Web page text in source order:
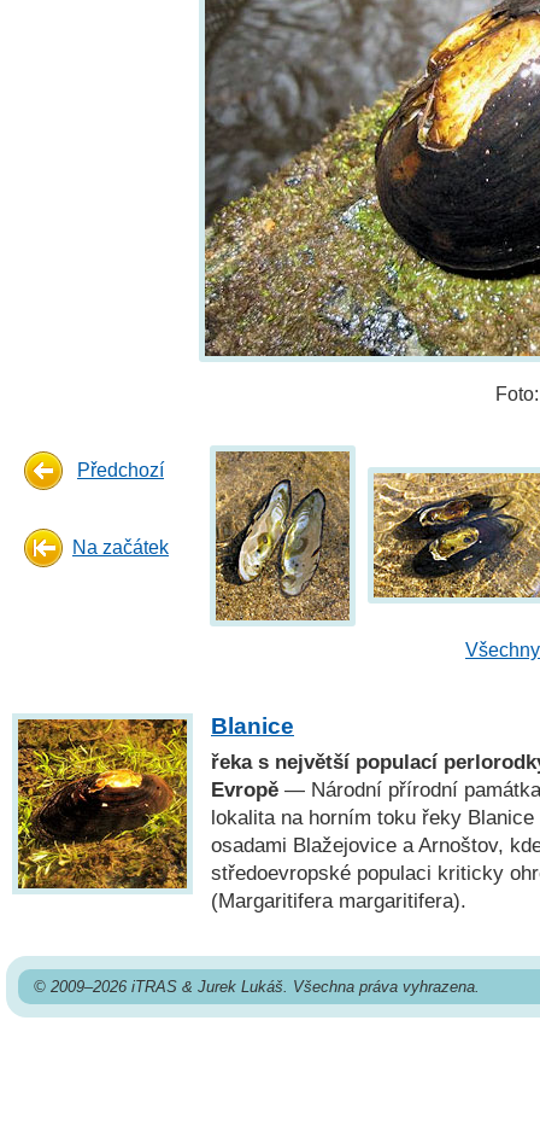
Předchozí
Na začátek
Blanice
řeka s největší populací
Evropě — Národní přírodní
lokalita na horním toku řeky
osadami Blažejovice a Arnoštov,
středoevropské populaci kriticky
(Margaritifera margaritifera).
© 2009–2026 iTRAS & Jurek Lukáš. Všechna práva vyhrazena.